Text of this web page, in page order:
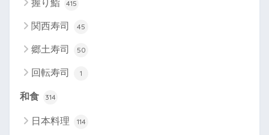
握り鮨 415
関西寿司 45
郷土寿司 50
回転寿司 1
和食 314
日本料理 114